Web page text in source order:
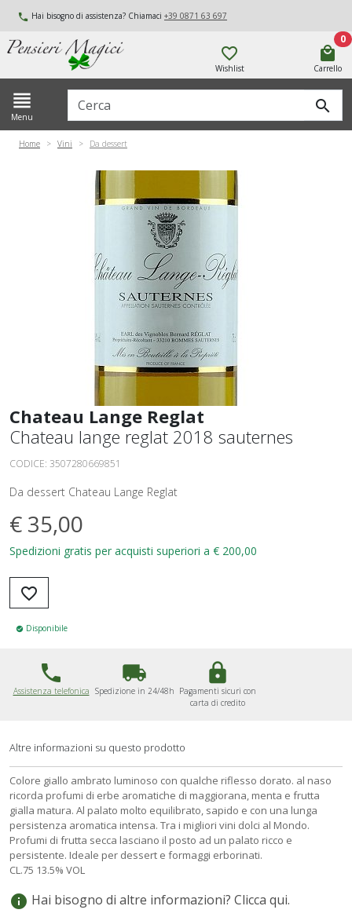
local_phone Hai bisogno di assistenza? Chiamaci +39 0871 63 697
Cerca search
favorite_border
Wishlist
local_mall
Carrello
0
view_headline
Menu
Home Vini Da dessert
Chateau Lange Reglat
Chateau lange reglat 2018 sauternes
CODICE: 3507280669851
Da dessert Chateau Lange Reglat
€ 35,00
Spedizioni gratis per acquisti superiori a € 200,00
favorite_border
check_circle Disponibile
phone
Assistenza telefonica
local_shipping
Spedizione in 24/48h
lock
Pagamenti sicuri con
carta di credito
Altre informazioni su questo prodotto
Colore giallo ambrato luminoso con qualche riflesso dorato. al naso
ricorda profumi di erbe aromatiche di maggiorana, menta e frutta
gialla matura. Al palato molto equilibrato, sapido e con una lunga
persistenza aromatica intensa. Tra i migliori vini dolci al Mondo.
Profumi di frutta secca lasciano il posto ad un palato ricco e
persistente. Ideale per dessert e formaggi erborinati.
CL.75 13.5% VOL
info Hai bisogno di altre informazioni? Clicca qui.